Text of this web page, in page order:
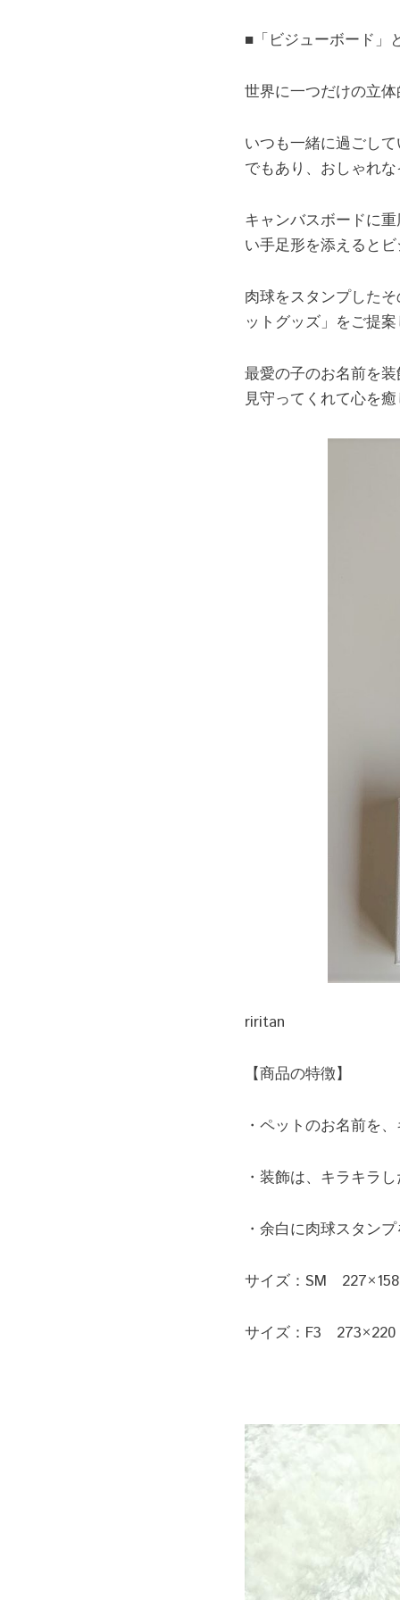
■「ビジューボード」
世界に一つだけの立
いつも一緒に過ごし
でもあり、おしゃれ
キャンバスボードに
い手足形を添えると
肉球をスタンプした
ットグッズ」をご提
最愛の子のお名前を
見守ってくれて心を
riritan
【商品の特徴】
・ペットのお名前を
・装飾は、キラキラ
・余白に肉球スタン
サイズ：SM　
サイズ：F3　